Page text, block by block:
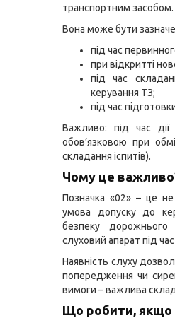
транспортним засобом.
Вона може бути
під час
при відкритті
під час
керування ТЗ;
під час
Важливо: під час
обов’язковою при
складання іспитів).
Чому це
Позначка «02» – це не
умова допуску до
безпеку дорожнього
слуховий апарат під
Наявність слуху
попередження чи
вимоги – важлива
Що робити, якщо